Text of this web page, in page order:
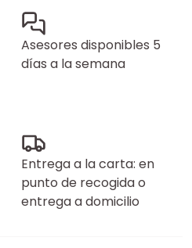
Asesores disponibles 5
días a la semana
Entrega a la carta: en
punto de recogida o
entrega a domicilio